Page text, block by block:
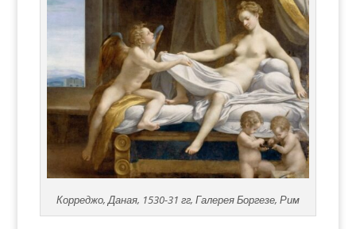
Корреджо, Даная, 1530-31 гг, Галерея Боргезе, Рим